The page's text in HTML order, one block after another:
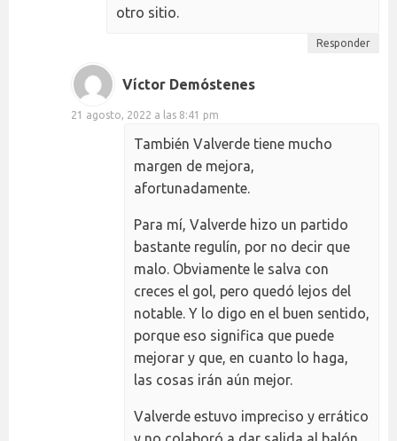
otro sitio.
Responder
Víctor Demóstenes
21 agosto, 2022 a las 8:41 pm
También Valverde tiene mucho
margen de mejora,
afortunadamente.
Para mí, Valverde hizo un partido
bastante regulín, por no decir que
malo. Obviamente le salva con
creces el gol, pero quedó lejos del
notable. Y lo digo en el buen sentido,
porque eso significa que puede
mejorar y que, en cuanto lo haga,
las cosas irán aún mejor.
Valverde estuvo impreciso y errático